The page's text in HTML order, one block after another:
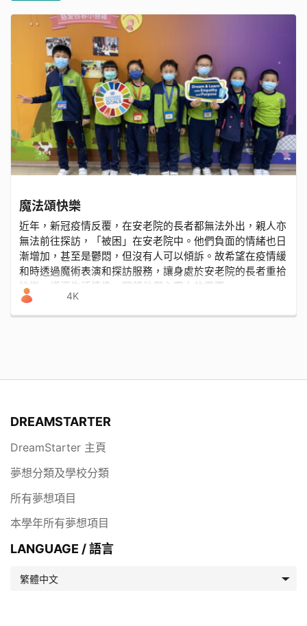
魔法頌快樂
近年，新冠疫情反覆，在安老院的長者都無法外出，親人亦
無法前往探訪，「被困」在安老院中。他們負面的情緒也日
漸增加，甚至是鬱悶，但沒有人可以傾訴。故希望在疫情緩
和時透過魔術表演和探訪服務，讓身處於安老院的長者重拾
快樂，增添生活情趣，關顧他們心靈上的需要。
4K
DREAMSTARTER
DreamStarter 主頁
夢想分類及學校分類
所有夢想項目
本學年所有夢想項目
LANGUAGE / 語言